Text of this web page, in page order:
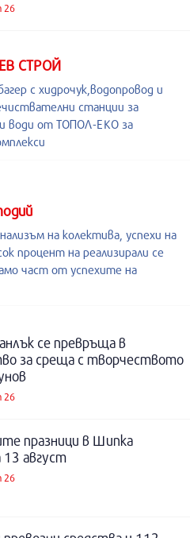
26
СТРОЙ
с хидрочук,водопровод и
станции за
води от ТОПОЛ-ЕКО за
на колектива, успехи на
процент на реализирали се
част от успехите на
се превръща в
за среща с творчеството
26
празници в Шипка
13 август
26